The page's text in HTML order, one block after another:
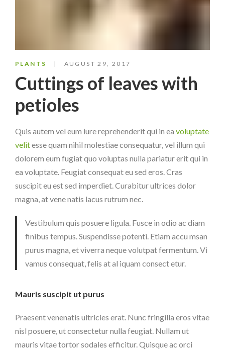
PLANTS AUGUST 29, 2017
Cuttings of leaves with
petioles
Quis autem vel eum iure reprehenderit qui in ea voluptate
velitesse quam nihil molestiae consequatur, vel illum qui
dolorem eum fugiat quo voluptas nulla pariatur erit qui in
ea voluptate. Feugiat consequat eu sed eros. Cras
suscipit eu est sed imperdiet. Curabitur ultrices dolor
magna, at vene natis lacus rutrum nec.
Vestibulum quis posuere ligula. Fusce in odio ac diam
finibus tempus. Suspendisse potenti. Etiam accu msan
purus magna, et viverra neque volutpat fermentum. Vi
vamus consequat, felis at al iquam consect etur.
Mauris suscipit ut purus
Praesent venenatis ultricies erat. Nunc fringilla eros vitae
nisl posuere, ut consectetur nulla feugiat. Nullam ut
mauris vitae tortor sodales efficitur. Quisque ac orci